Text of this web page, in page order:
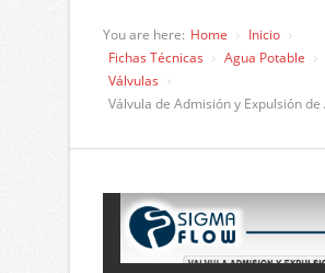
You are here: Home
Inicio
Fichas Técnicas
Agua Potable
Válvulas
Válvula de Admisión y Expulsión de